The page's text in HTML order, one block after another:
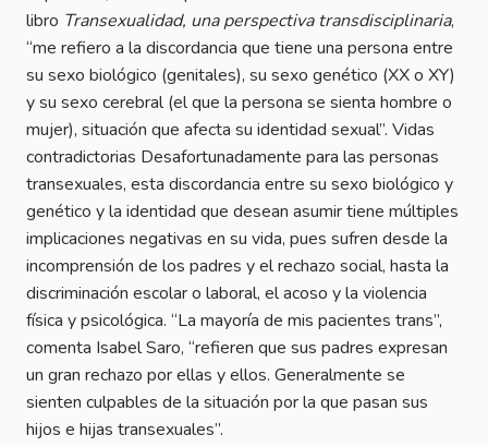
libro Transexualidad, una perspectiva transdisciplinaria,
“me refiero a la discordancia que tiene una persona entre
su sexo biológico (genitales), su sexo genético (XX o XY)
y su sexo cerebral (el que la persona se sienta hombre o
mujer), situación que afecta su identidad sexual”. Vidas
contradictorias Desafortunadamente para las personas
transexuales, esta discordancia entre su sexo biológico y
genético y la identidad que desean asumir tiene múltiples
implicaciones negativas en su vida, pues sufren desde la
incomprensión de los padres y el rechazo social, hasta la
discriminación escolar o laboral, el acoso y la violencia
física y psicológica. “La mayoría de mis pacientes trans”,
comenta Isabel Saro, “refieren que sus padres expresan
un gran rechazo por ellas y ellos. Generalmente se
sienten culpables de la situación por la que pasan sus
hijos e hijas transexuales”.